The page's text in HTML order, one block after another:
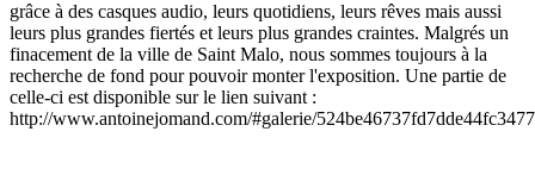
grâce à des casques audio, leurs quotidiens, leurs rêves mais aussi
leurs plus grandes fiertés et leurs plus grandes craintes. Malgrés un
finacement de la ville de Saint Malo, nous sommes toujours à la
recherche de fond pour pouvoir monter l'exposition. Une partie de
celle-ci est disponible sur le lien suivant :
http://www.antoinejomand.com/#galerie/